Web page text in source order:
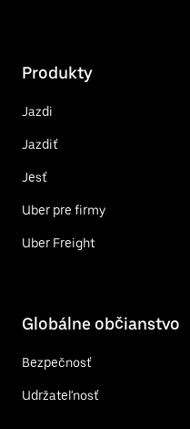
Produkty
Jazdi
Jazdiť
Jesť
Uber pre firmy
Uber Freight
Globálne občianstvo
Bezpečnosť
Udržateľnosť